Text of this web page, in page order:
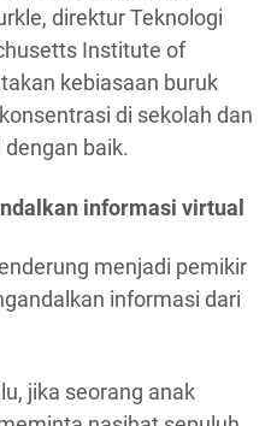
direktur Teknologi
Institute of
kebiasaan buruk
di sekolah dan
baik.
informasi virtual
menjadi pemikir
informasi dari
jika seorang anak